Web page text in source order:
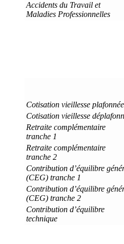
Accidents du Travail et
Maladies Professionnelles
Cotisation vieillesse plafonnée
Cotisation vieillesse
Retraite complémentaire
tranche 1
Retraite complémentaire
tranche 2
Contribution d’équilibre
(CEG) tranche 1
Contribution d’équilibre
(CEG) tranche 2
Contribution d’équilibre
technique